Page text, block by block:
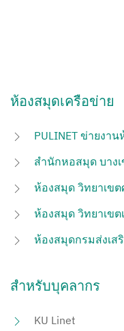
ห้องสมุดเครือข่าย
PULINET ข่ายง
สำนักหอสมุด บาง
ห้องสมุด วิทยาเขต
ห้องสมุด วิทยาเขต
ห้องสมุดกรมส่งเ
สำหรับบุคลากร
KU Linet